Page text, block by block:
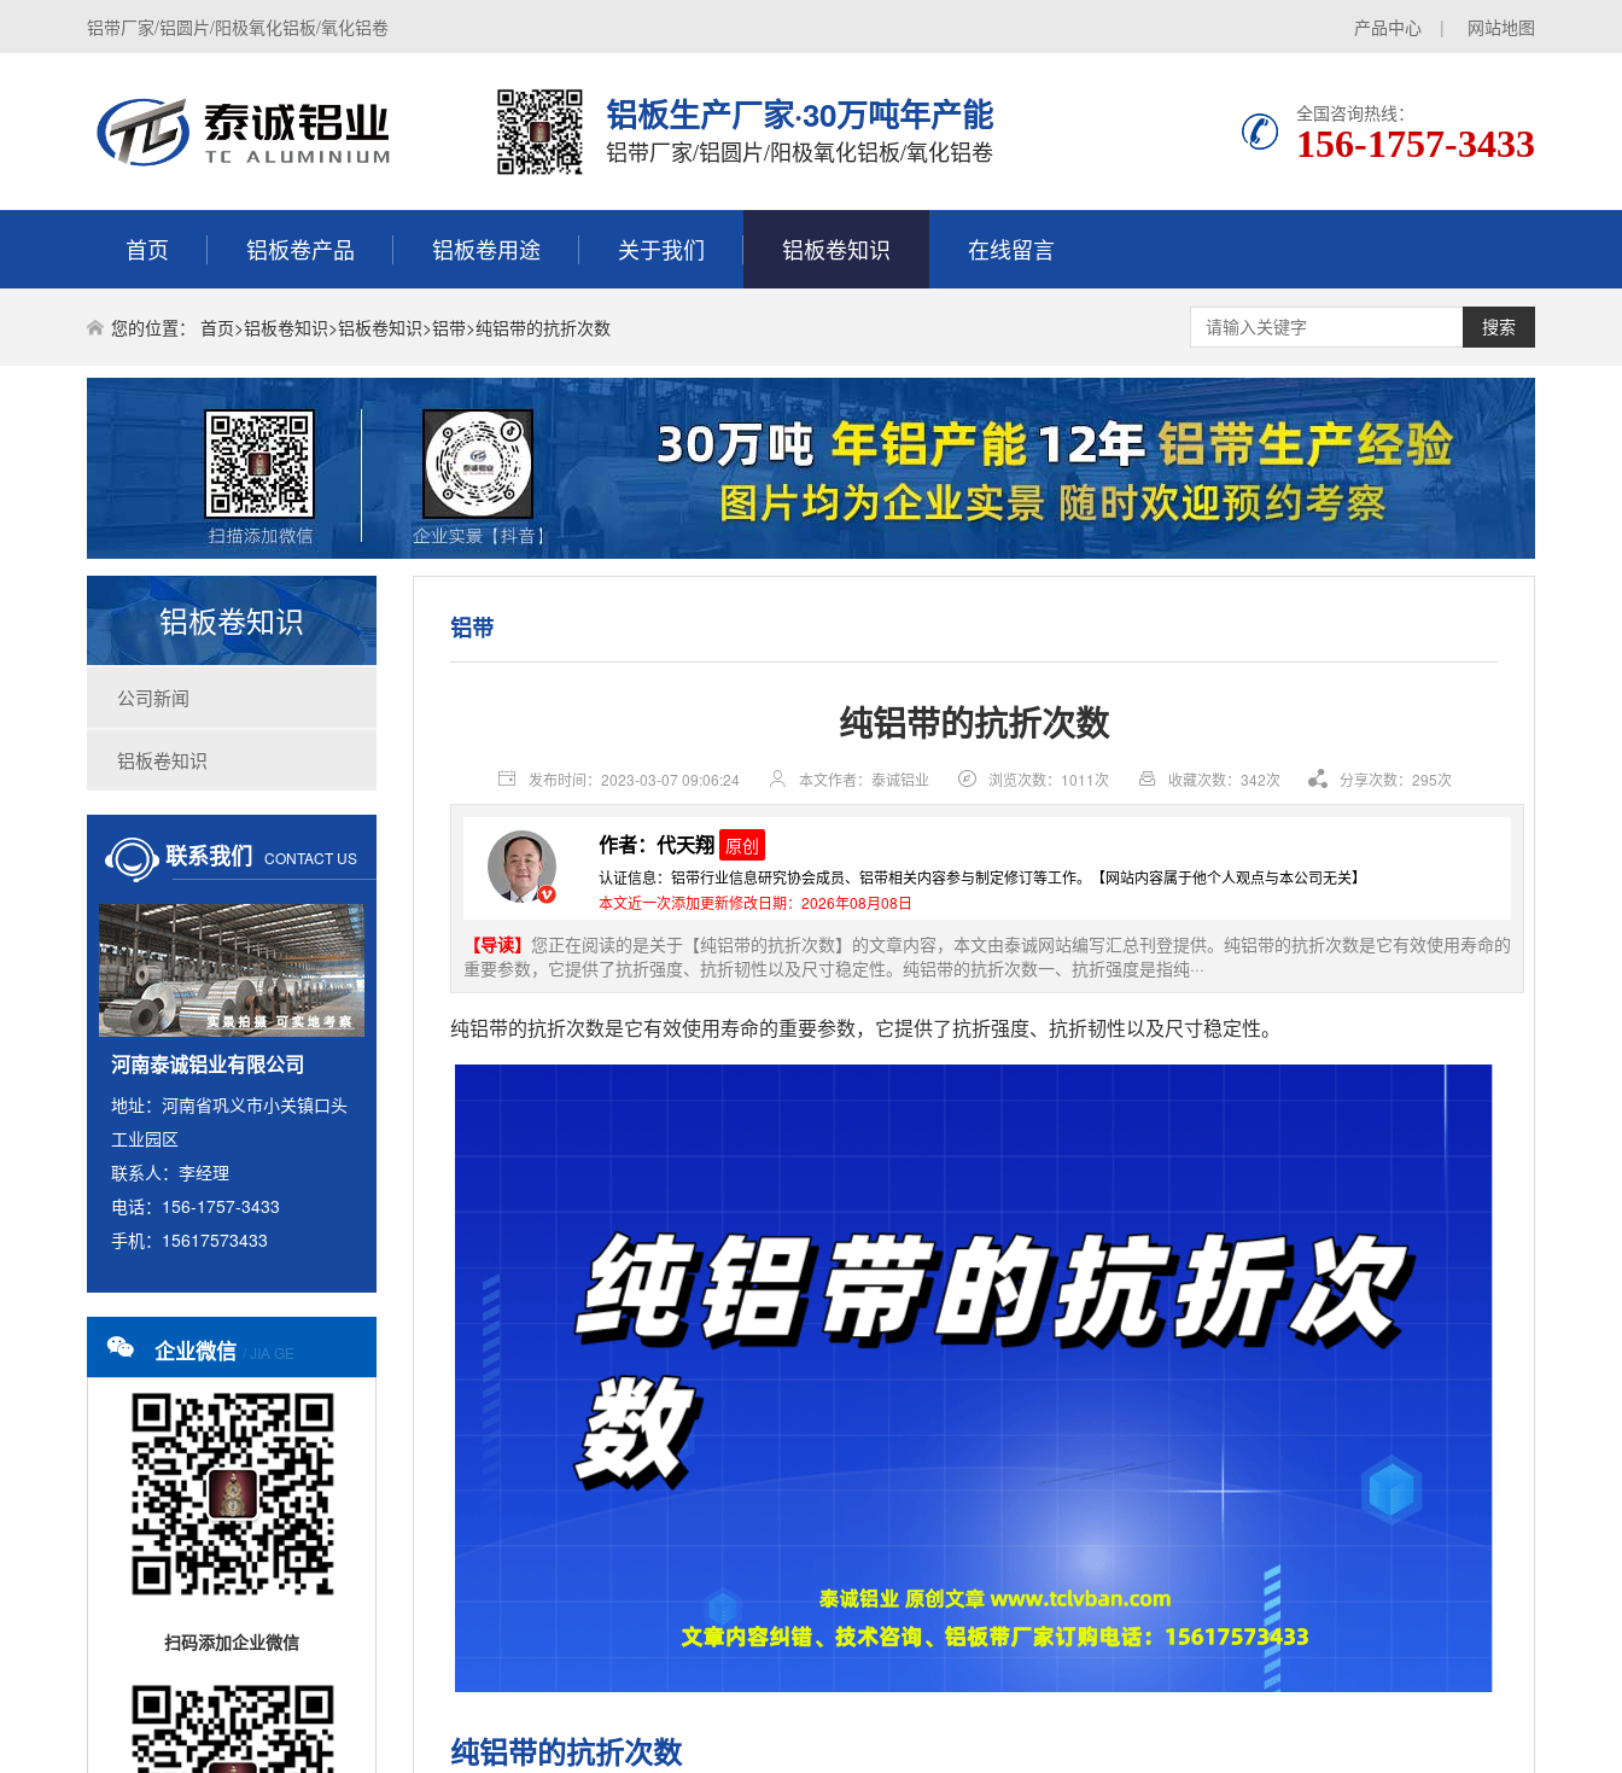
产品中心 | 网站地图
铝带厂家/铝圆片/阳极氧化铝板/氧化铝卷
铝板生产厂家·30万吨年产能
铝带厂家/铝圆片/阳极氧化铝板/氧化铝卷
全国咨询热线：
156-1757-3433
首页 铝板卷产品 铝板卷用途 关于我们 铝板卷知识 在线留言
搜索
您的位置： 首页>铝板卷知识>铝板卷知识>铝带>纯铝带的抗折次数
铝板卷知识
公司新闻
铝板卷知识
联系我们 CONTACT US
河南泰诚铝业有限公司
地址：河南省巩义市小关镇口头
工业园区
联系人：李经理
电话：156-1757-3433
手机：15617573433
企业微信 / JIA GE
扫码添加企业微信
铝带
纯铝带的抗折次数
发布时间：2023-03-07 09:06:24 本文作者：泰诚铝业 浏览次数：1011次 收藏次数：342次 分享次数：295次
作者：代天翔 原创
认证信息：铝带行业信息研究协会成员、铝带相关内容参与制定修订等工作。【网站内容属于他个人观点与本公司无关】
本文近一次添加更新修改日期：2026年08月08日
【导读】 您正在阅读的是关于【纯铝带的抗折次数】的文章内容，本文由泰诚网站编写汇总刊登提供。纯铝带的抗折次数是它有效使用寿命的
重要参数，它提供了抗折强度、抗折韧性以及尺寸稳定性。纯铝带的抗折次数一、抗折强度是指纯···
纯铝带的抗折次数是它有效使用寿命的重要参数，它提供了抗折强度、抗折韧性以及尺寸稳定性。
纯铝带的抗折次数